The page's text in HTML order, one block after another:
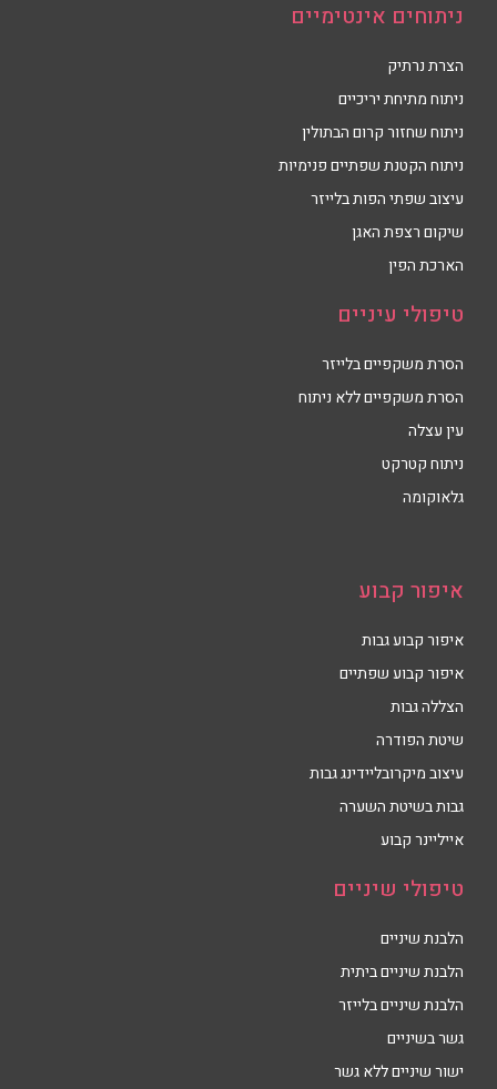
ניתוחים אינטימיים
הצרת נרתיק
ניתוח מתיחת יריכיים
ניתוח שחזור קרום הבתולין
ניתוח הקטנת שפתיים פנימיות
עיצוב שפתי הפות בלייזר
שיקום רצפת האגן
הארכת הפין
טיפולי עיניים
הסרת משקפיים בלייזר
הסרת משקפיים ללא ניתוח
עין עצלה
ניתוח קטרקט
גלאוקומה
איפור קבוע
איפור קבוע גבות
איפור קבוע שפתיים
הצללה גבות
שיטת הפודרה
עיצוב מיקרובליידינג גבות
גבות בשיטת השערה
אייליינר קבוע
טיפולי שיניים
הלבנת שיניים
הלבנת שיניים ביתית
הלבנת שיניים בלייזר
גשר בשיניים
ישור שיניים ללא גשר